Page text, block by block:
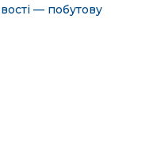
— побутову